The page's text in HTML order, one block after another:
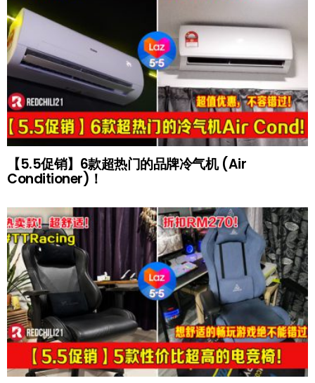
【5.5促销】6款超热门的品牌冷气机 (Air
Conditioner)！